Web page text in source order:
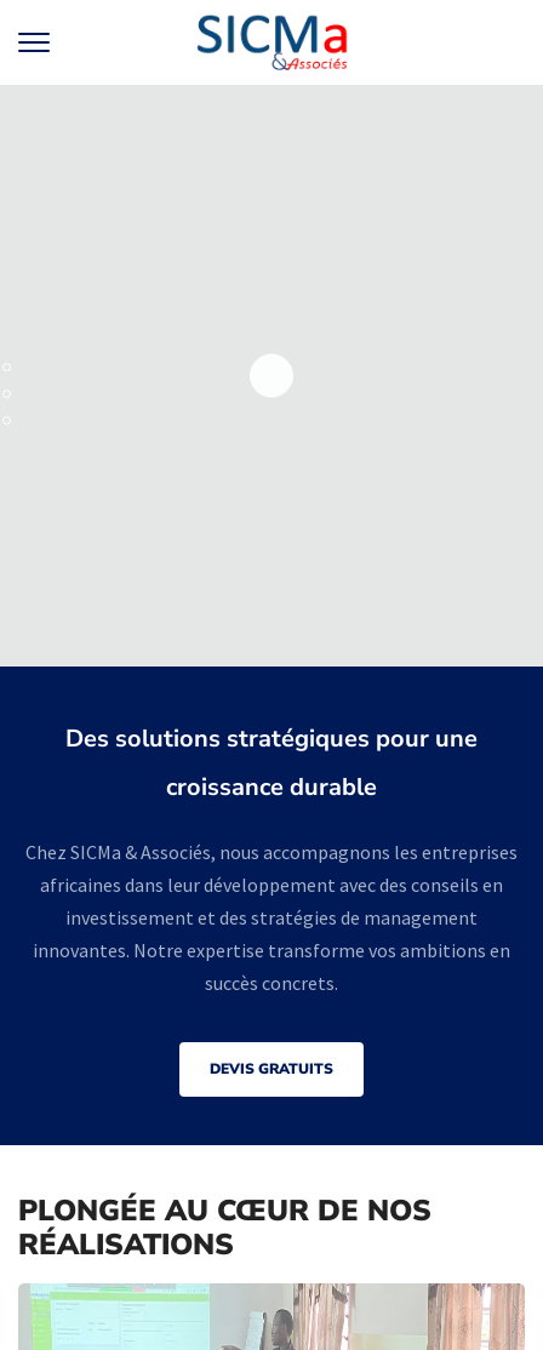
Des solutions stratégiques pour une
croissance durable
Chez SICMa & Associés, nous accompagnons les entreprises
africaines dans leur développement avec des conseils en
investissement et des stratégies de management
innovantes. Notre expertise transforme vos ambitions en
succès concrets.
DEVIS GRATUITS
PLONGÉE AU CŒUR DE NOS
RÉALISATIONS